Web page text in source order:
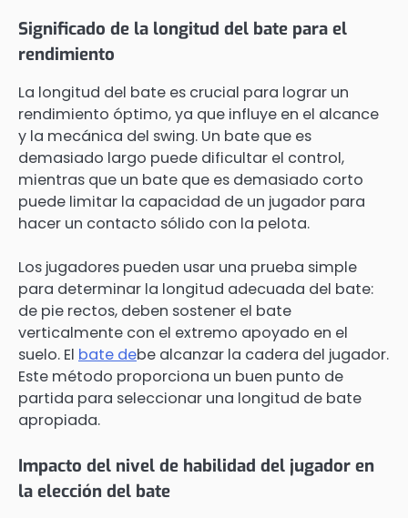
Significado de la longitud del bate para el
rendimiento
La longitud del bate es crucial para lograr un
rendimiento óptimo, ya que influye en el alcance
y la mecánica del swing. Un bate que es
demasiado largo puede dificultar el control,
mientras que un bate que es demasiado corto
puede limitar la capacidad de un jugador para
hacer un contacto sólido con la pelota.
Los jugadores pueden usar una prueba simple
para determinar la longitud adecuada del bate:
de pie rectos, deben sostener el bate
verticalmente con el extremo apoyado en el
suelo. El bate debe alcanzar la cadera del jugador.
Este método proporciona un buen punto de
partida para seleccionar una longitud de bate
apropiada.
Impacto del nivel de habilidad del jugador en
la elección del bate